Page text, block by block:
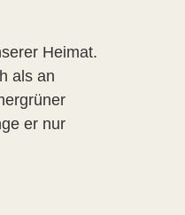
Heimat.
als an
er nur